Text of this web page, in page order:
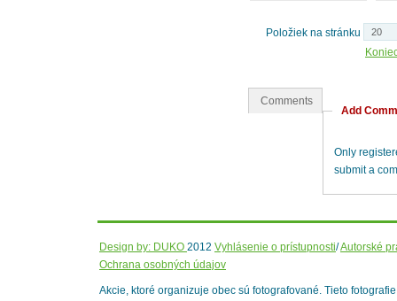
Položiek na stránku
Comments
Add
Only
submit a
Design by: DUKO 2012 Vyhlásenie o prístupnosti/Autorské
Ochrana osobných údajov
Akcie, ktoré organizuje obec sú fotografované. Tieto